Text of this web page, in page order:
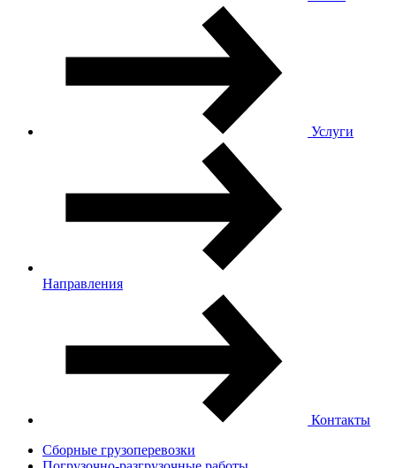
Услуги
Направления
Контакты
Сборные грузоперевозки